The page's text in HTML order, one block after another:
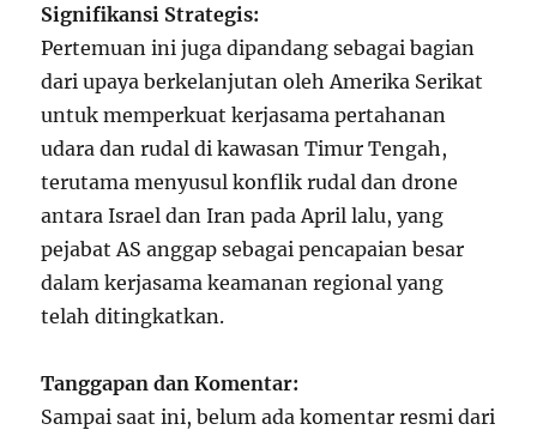
Signifikansi Strategis:
Pertemuan ini juga dipandang sebagai bagian
dari upaya berkelanjutan oleh Amerika Serikat
untuk memperkuat kerjasama pertahanan
udara dan rudal di kawasan Timur Tengah,
terutama menyusul konflik rudal dan drone
antara Israel dan Iran pada April lalu, yang
pejabat AS anggap sebagai pencapaian besar
dalam kerjasama keamanan regional yang
telah ditingkatkan.
Tanggapan dan Komentar:
Sampai saat ini, belum ada komentar resmi dari